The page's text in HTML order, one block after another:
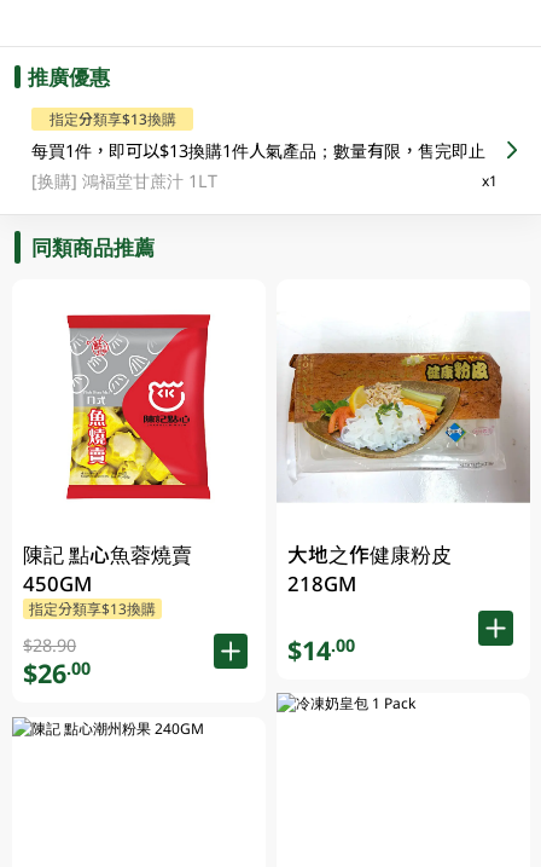
推廣優惠
指定分類享$13換購
每買1件，即可以$13換購1件人氣產品；數量有限，售完即止
[换購]鴻褔堂甘蔗汁 1LT x1
同類商品推薦
陳記 點心魚蓉燒賣
450GM
指定分類享$13換購
$28.90
$26.00
大地之作健康粉皮
218GM
$14.00